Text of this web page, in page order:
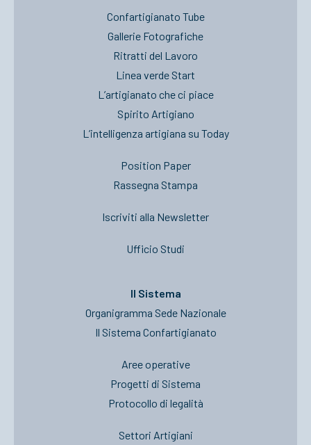
Confartigianato Tube
Gallerie Fotografiche
Ritratti del Lavoro
Linea verde Start
L’artigianato che ci piace
Spirito Artigiano
L’intelligenza artigiana su Today
Position Paper
Rassegna Stampa
Iscriviti alla Newsletter
Ufficio Studi
Il Sistema
Organigramma Sede Nazionale
Il Sistema Confartigianato
Aree operative
Progetti di Sistema
Protocollo di legalità
Settori Artigiani